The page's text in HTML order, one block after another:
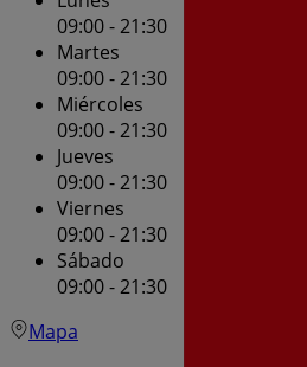
09:00 - 21:30
Martes
09:00 - 21:30
Miércoles
09:00 - 21:30
Jueves
09:00 - 21:30
Viernes
09:00 - 21:30
Sábado
09:00 - 21:30
Mapa